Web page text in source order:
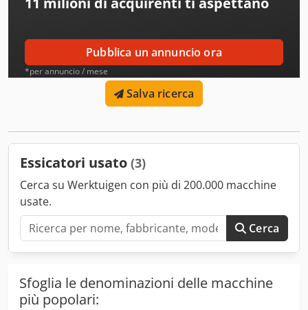
Pubblica un annuncio ora
*per annuncio / mese
Salva ricerca
Essicatori usato (3)
Cerca su Werktuigen con più di 200.000 macchine
usate.
Cerca
Sfoglia le denominazioni delle macchine
più popolari: